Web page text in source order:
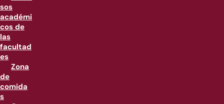
sos
académi
cos de
las
facultad
es
Zona
de
comida
s